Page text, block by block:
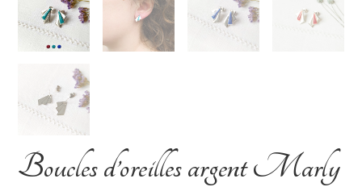
Boucles d’oreilles argent Marly